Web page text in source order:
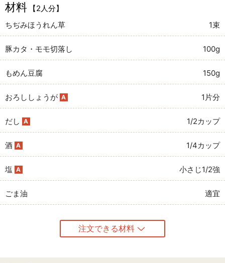
材料
【2人分】
ちぢみほうれん草
1束
豚カタ・モモ切落し 100g
もめん豆腐 150g
おろししょうが A 1片分
だし A 1/2カップ
酒 A 1/4カップ
塩 A 小さじ1/2強
ごま油 適宜
注文できる材料